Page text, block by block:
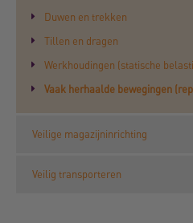
Duwen en trekken
Tillen en dragen
Werkhoudingen (statische
Vaak herhaalde bewegingen
Veilige magazijninrichting
Veilig transporteren